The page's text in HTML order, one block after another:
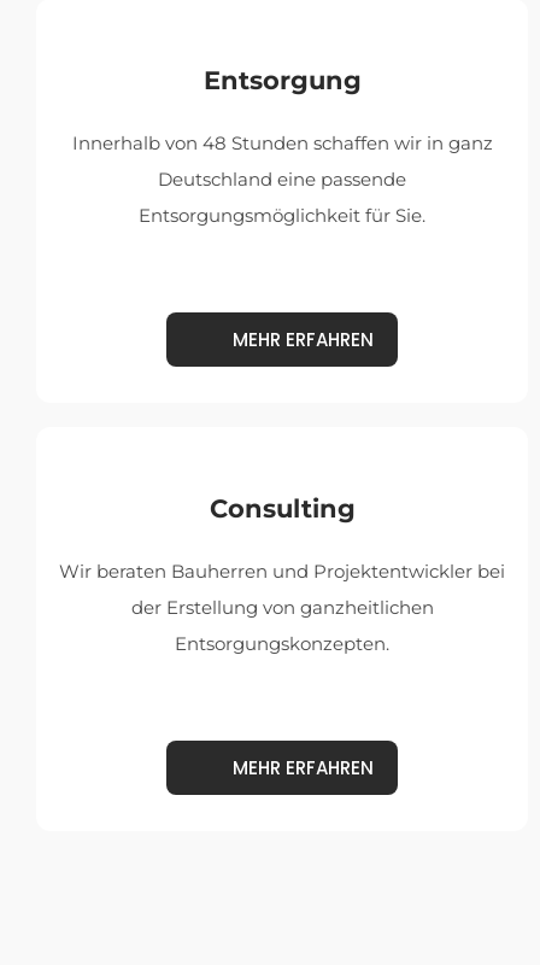
Entsorgung
Innerhalb von 48 Stunden schaffen wir in ganz
Deutschland eine passende
Entsorgungsmöglichkeit für Sie.
MEHR ERFAHREN
Consulting
Wir beraten Bauherren und Projektentwickler bei
der Erstellung von ganzheitlichen
Entsorgungskonzepten.
MEHR ERFAHREN